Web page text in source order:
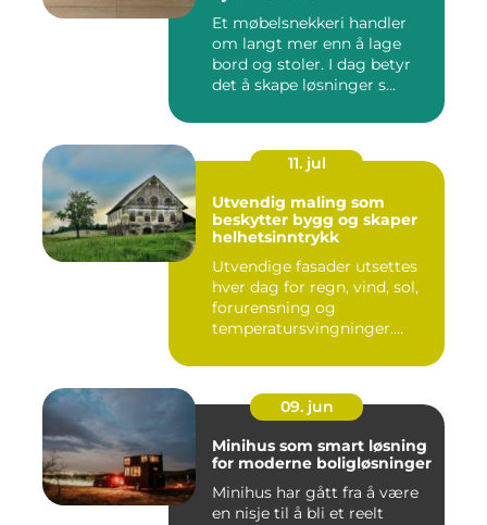
Et møbelsnekkeri handler
om langt mer enn å lage
bord og stoler. I dag betyr
det å skape løsninger s...
11. jul
Utvendig maling som
beskytter bygg og skaper
helhetsinntrykk
Utvendige fasader utsettes
hver dag for regn, vind, sol,
forurensning og
temperatursvingninger.
09. jun
Minihus som smart løsning
for moderne boligløsninger
Minihus har gått fra å være
en nisje til å bli et reelt